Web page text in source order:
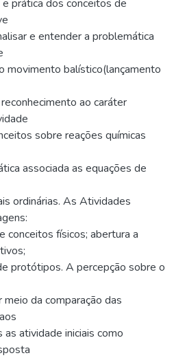
prática dos conceitos de
e entender a problemática
movimento balístico(lançamento
ao caráter
sobre reações químicas
associada as equações de
ordinárias. As Atividades
conceitos físicos; abertura a
protótipos. A percepção sobre o
da comparação das
atividade iniciais como